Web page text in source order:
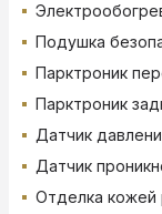
Подушка
Парктроник
Парктроник
Датчик
Датчик
Отделка кожей